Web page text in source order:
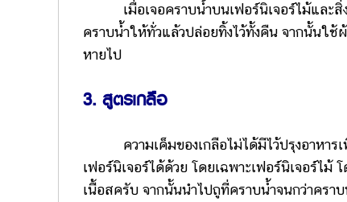
เมื่อเจอคราบน้ำบนเฟอร์นิเจอร์ไม้และสิ่ง
คราบน้ำให้ทั่วแล้วปล่อยทิ้งไว้ทั้งคืน จากนั้นใช้
หายไป
3. สูตรเกลือ
ความเค็มของเกลือไม่ได้มีไว้ปรุงอาหารเพี
เฟอร์นิเจอร์ได้ด้วย โดยเฉพาะเฟอร์นิเจอร์ไ
เนื้อสครับ จากนั้นนำไปถูที่คราบน้ำจนกว่าครา